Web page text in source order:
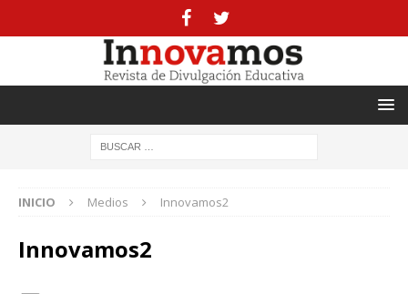
INICIO Medios Innovamos2
Innovamos2